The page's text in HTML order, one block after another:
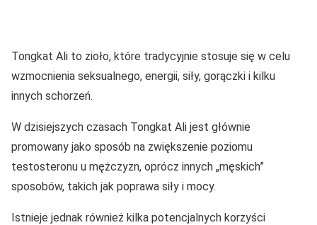
Tongkat Ali to zioło, które tradycyjnie stosuje się w celu
wzmocnienia seksualnego, energii, siły, gorączki i kilku
innych schorzeń.
W dzisiejszych czasach Tongkat Ali jest głównie
promowany jako sposób na zwiększenie poziomu
testosteronu u mężczyzn, oprócz innych „męskich”
sposobów, takich jak poprawa siły i mocy.
Istnieje jednak również kilka potencjalnych korzyści